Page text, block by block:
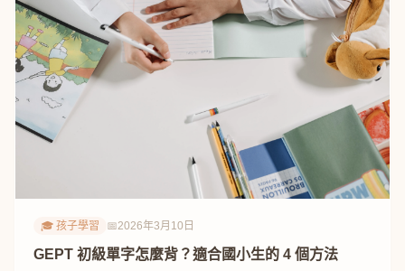
🎓 孩子學習 📅2026年3月10日
GEPT 初級單字怎麼背？適合國小生的 4 個方法